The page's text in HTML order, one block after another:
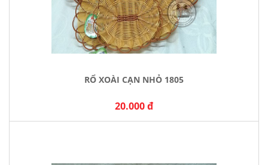
RỔ XOÀI CẠN NHỎ 1805
20.000 đ